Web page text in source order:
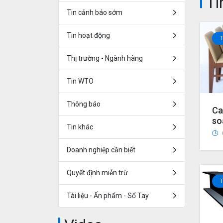
ty
Tin cảnh báo sớm
Tin hoạt động
Thị trường - Ngành hàng
Tin WTO
Thông báo
Tin khác
Doanh nghiệp cần biết
Quyết định miễn trừ
Tài liệu - Ấn phẩm - Sổ Tay